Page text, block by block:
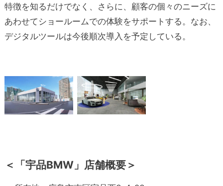
特徴を知るだけでなく、さらに、顧客の個々のニーズに
あわせてショールームでの体験をサポートする。なお、
デジタルツールは今後順次導入を予定している。
＜「宇品BMW」店舗概要＞